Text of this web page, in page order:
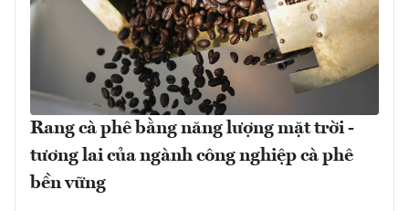
Rang cà phê bằng năng lượng mặt trời -
tương lai của ngành công nghiệp cà phê
bền vững